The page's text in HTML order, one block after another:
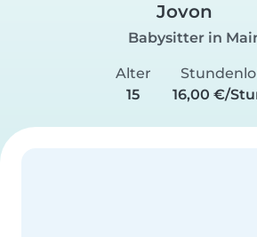
Jovon
Babysitter in
Alter
15
16,00 €/